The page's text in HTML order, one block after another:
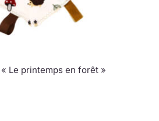
Le printemps en forêt »